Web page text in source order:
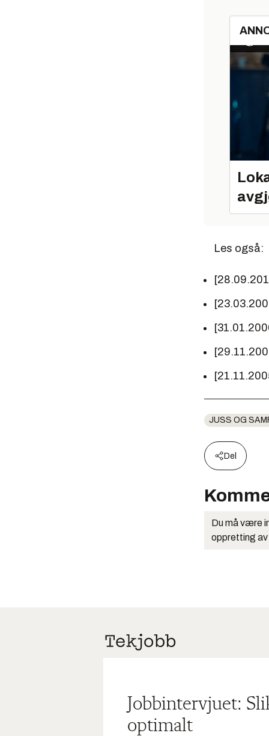
Les også:
JUSS OG
Del
Du må være
oppretting av
Jobbintervjuet:
optimalt